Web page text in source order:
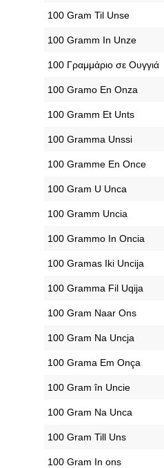
‎100 Gram Til Unse
‎100 Gramm In Unze
‎100 Γραμμάριο σε Ουγγιά
‎100 Gramo En Onza
‎100 Gramm Et Unts
‎100 Gramma Unssi
‎100 Gramme En Once
‎100 Gram U Unca
‎100 Gramm Uncia
‎100 Grammo In Oncia
‎100 Gramas Iki Uncija
‎100 Gramma Fil Uqija
‎100 Gram Naar Ons
‎100 Gram Na Uncja
‎100 Grama Em Onça
‎100 Gram în Uncie
‎100 Gram Na Unca
‎100 Gram Till Uns
‎100 Gram In ons